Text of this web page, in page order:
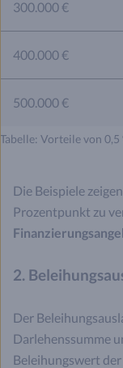
Tabelle: Vorteile von
300.000 €
400.000 €
500.000 €
Die Beispiele
Prozentpunkt zu
2.
Der
Darlehenssumme
Beleihungswert